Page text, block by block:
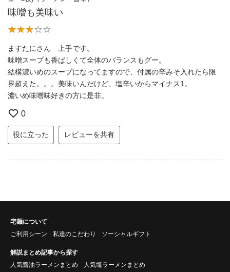
味噌も美味い
ますたにさん 上手です。
味噌スープも香ばしくて全体のバランスもグー。
結構濃いめのスープになってますので、付属の辛みそ入れたら限
界超えた。。。美味いんだけど、塩辛いからマイナス1。
濃いめ味噌味好きの方に是非。
0
役に立った レビューを共有
宅麺について
ご利用シーン
私達のこだわり ソーシャルギフト
解説まとめ記事から探す
人気醤油ラーメンまとめ
人気塩ラーメンまとめ